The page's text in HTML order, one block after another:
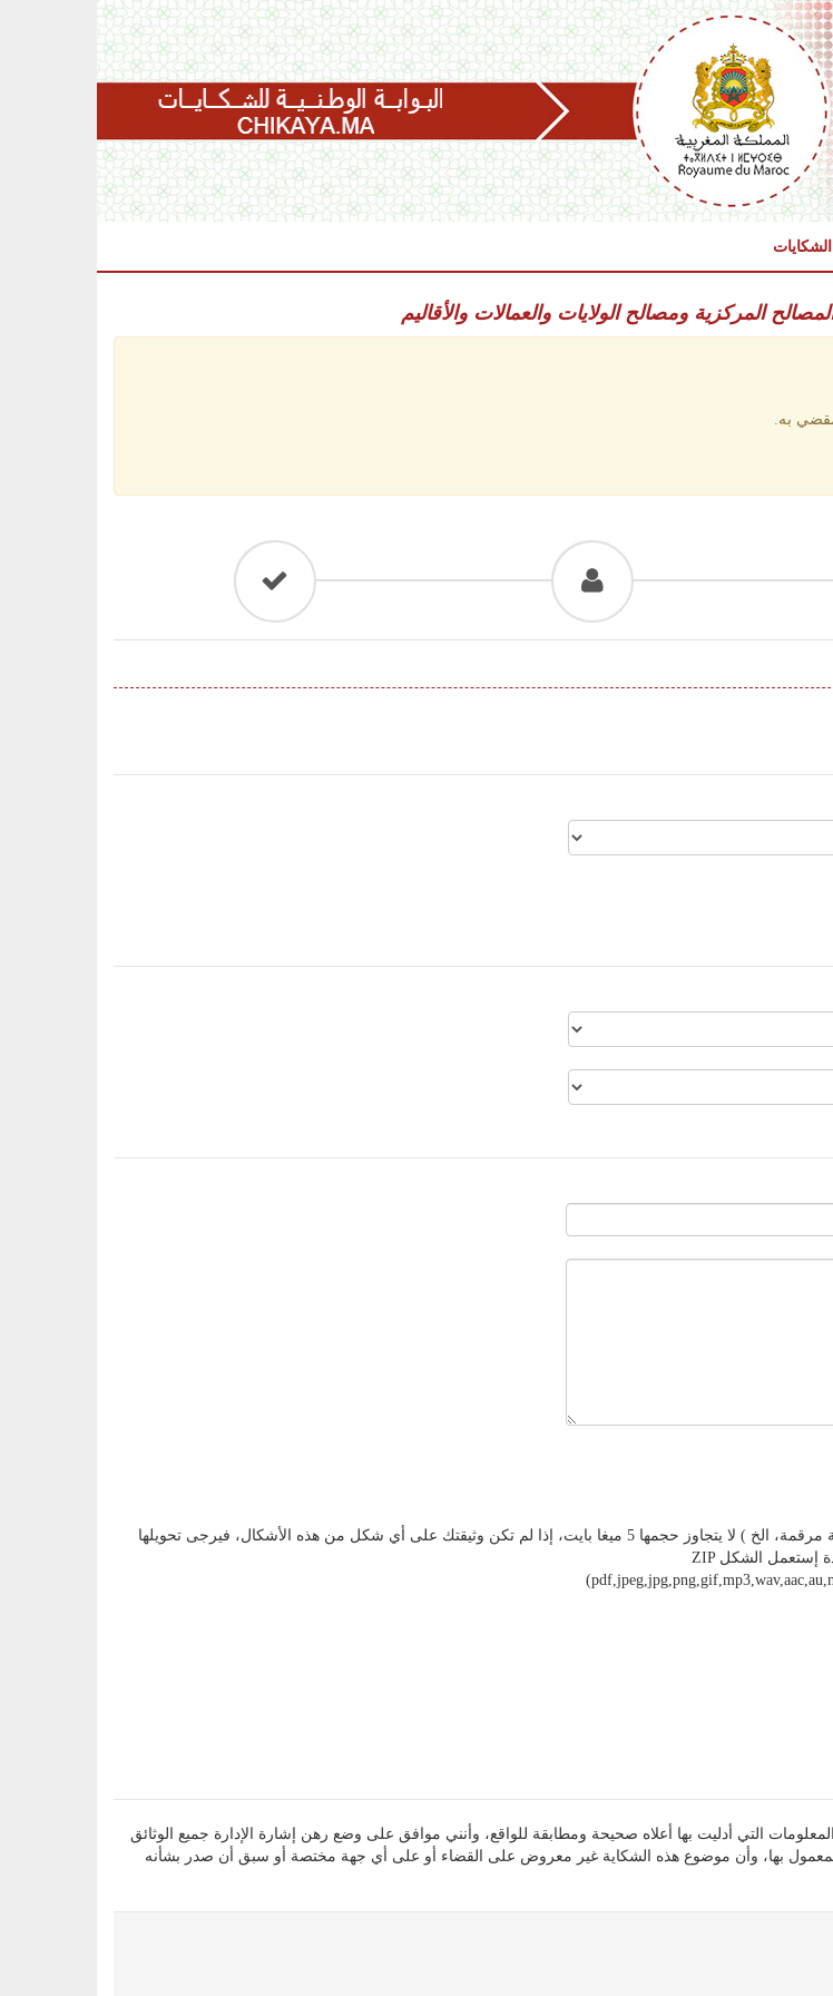
الشكايات
المركزية ومصالح الولايات والعمالات والأقاليم
به.
تكن وثيقتك على أي شكل من هذه الأشكال، فيرجى تحويلها
الأشكال المقبولة هي PDF و صور. لإرفاق وثائق متعددة إستعمل الشكل ZIP
، وأقر بأن جميع المعلومات التي أدليت بها أعلاه صحيحة ومطابقة للواقع، وأنني موافق على وضع رهن إشارة الإدارة جميع الوثائق
بها، وأن موضوع هذه الشكاية غير معروض على القضاء أو على أي جهة مختصة أو سبق أن صدر بشأنه